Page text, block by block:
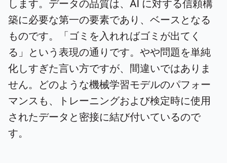
します。データの品質は、AI に対する信頼構
築に必要な第一の要素であり、ベースとなる
ものです。「ゴミを入れればゴミが出てく
る」という表現の通りです。やや問題を単純
化しすぎた言い方ですが、間違いではありま
せん。どのような機械学習モデルのパフォー
マンスも、トレーニングおよび検定時に使用
されたデータと密接に結び付いているので
す。